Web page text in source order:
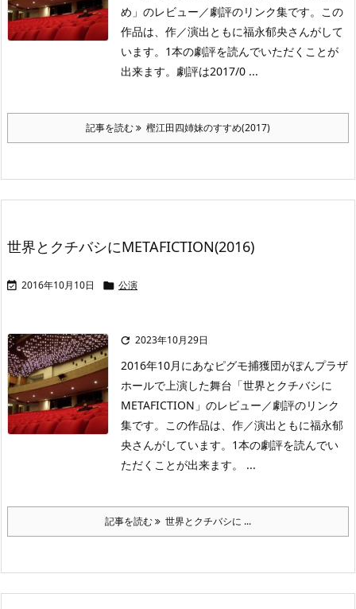
め」のレビュー／劇評のリンク集です。この
作品は、作／演出ともに福永郁央さんがして
います。1本の劇評を読んでいただくことが
出来ます。劇評は2017/0 ...
記事を読む 樫江田四姉妹のすすめ(2017)
世界とクチバシにMETAFICTION(2016)
 2016年10月10日  公演
 2023年10月29日
2016年10月にあなピグモ捕獲団がぽんプラザ
ホールで上演した舞台「世界とクチバシに
METAFICTION」のレビュー／劇評のリンク
集です。この作品は、作／演出ともに福永郁
央さんがしています。1本の劇評を読んでい
ただくことが出来ます。 ...
記事を読む 世界とクチバシに ...